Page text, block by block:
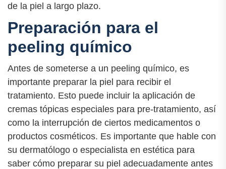
de la piel a largo plazo.
Preparación para el
peeling químico
Antes de someterse a un peeling químico, es
importante preparar la piel para recibir el
tratamiento. Esto puede incluir la aplicación de
cremas tópicas especiales para pre-tratamiento, así
como la interrupción de ciertos medicamentos o
productos cosméticos. Es importante que hable con
su dermatólogo o especialista en estética para
saber cómo preparar su piel adecuadamente antes